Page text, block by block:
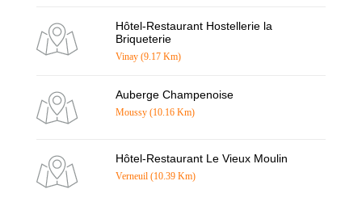
Hôtel-Restaurant Hostellerie la
Briqueterie
Vinay (9.17 Km)
Auberge Champenoise
Moussy (10.16 Km)
Hôtel-Restaurant Le Vieux Moulin
Verneuil (10.39 Km)